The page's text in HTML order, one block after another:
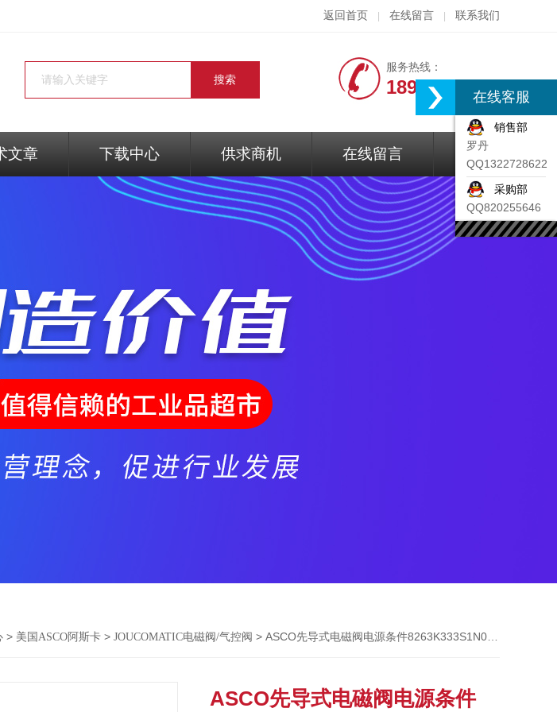
返回首页 在线留言 联系我们
服务热线：
18917074297
文章 下载中心 供求商机 在线留言 联系我们
> 美国ASCO阿斯卡 >JOUCOMATIC电磁阀/气控阀 > ASCO先导式电磁阀电源条件8263K333S1N00F8
ASCO先导式电磁阀电源条件
在线客服
销售部
罗丹
QQ1322728622
采购部
QQ820255646